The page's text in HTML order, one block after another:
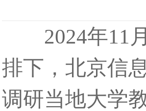
2024年11月
排下，北京信
调研当地大学